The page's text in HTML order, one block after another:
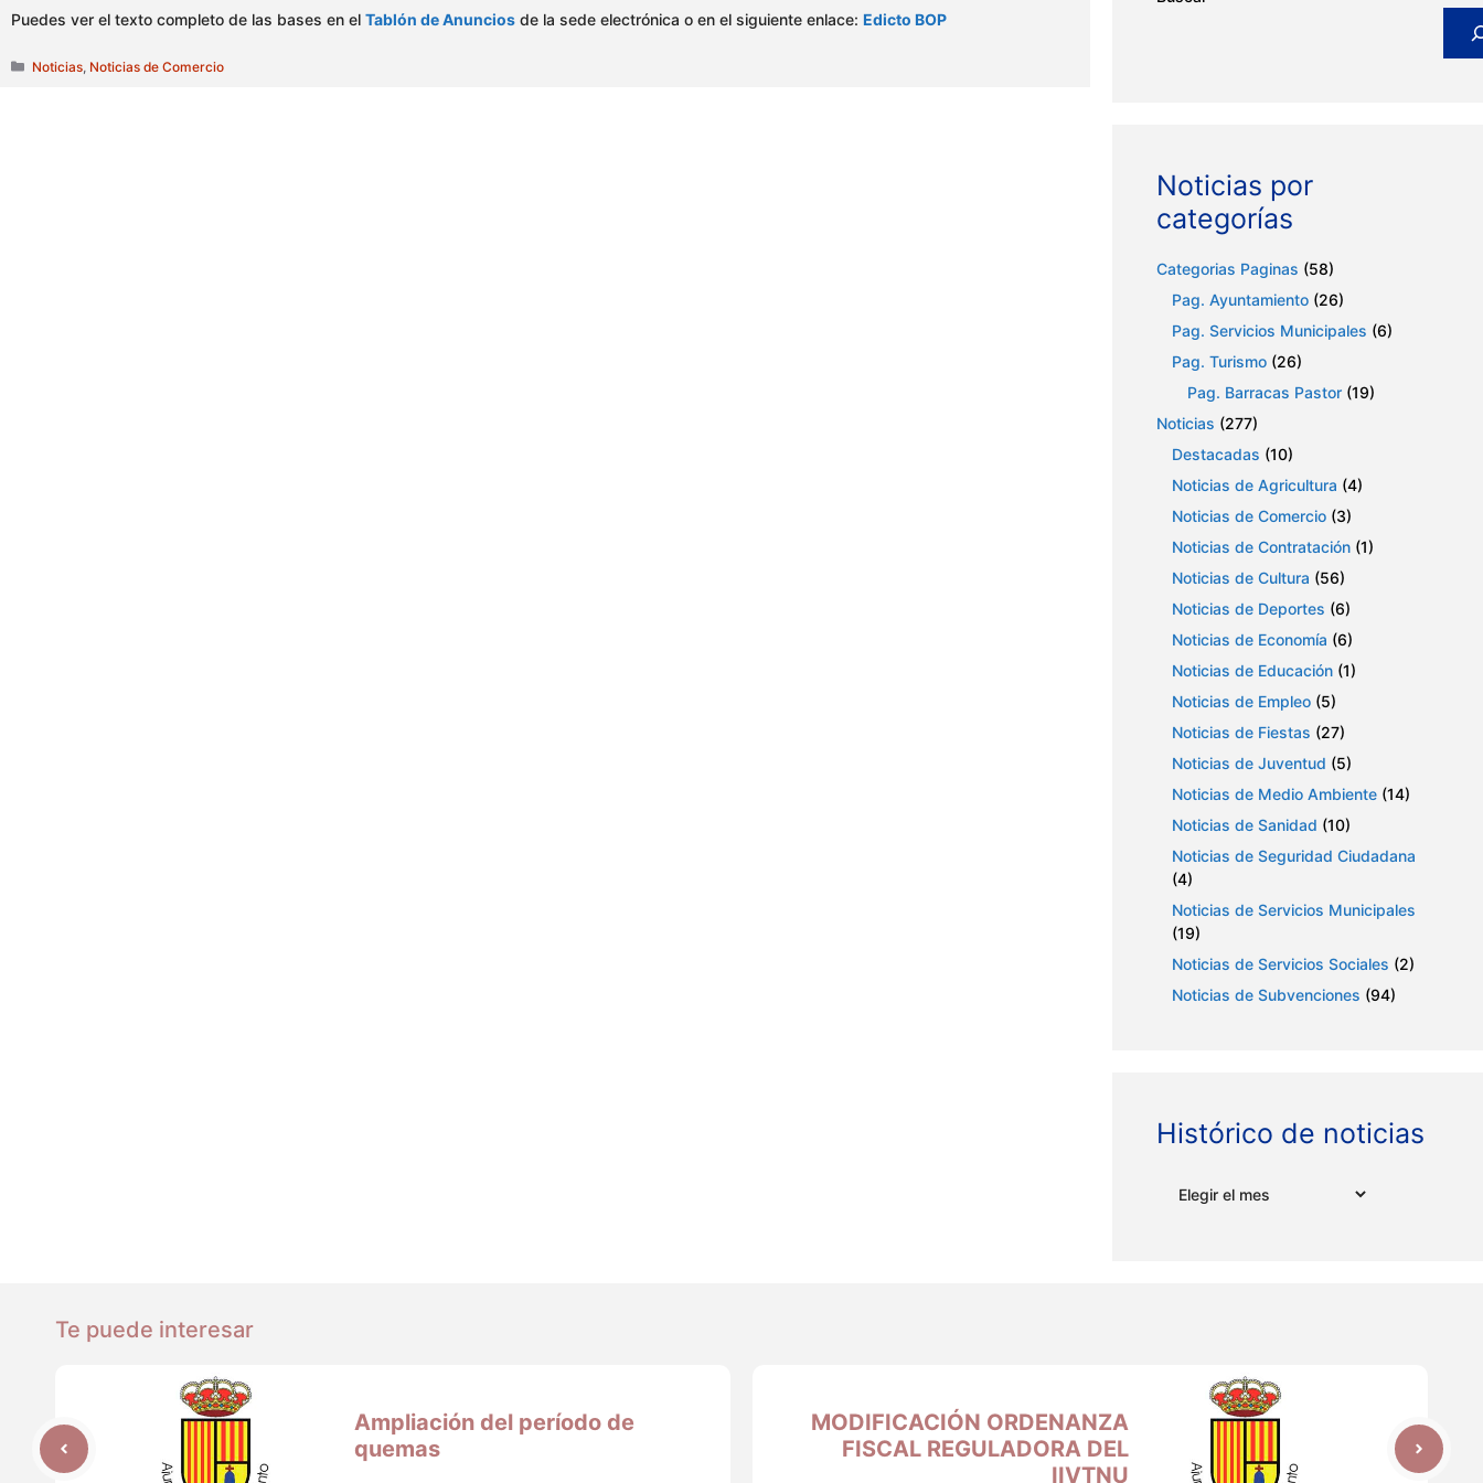
Puedes ver el texto completo de las bases en el Tablón de Anuncios de la sede electrónica o en el siguiente enlace: Edicto BOP
Categorías
Noticias Noticias de Comercio
Noticias por
categorías
Categorias Paginas (58)
Pag. Ayuntamiento (26)
Pag. Servicios Municipales (6)
Pag. Turismo (26)
Pag. Barracas Pastor (19)
Noticias (277)
Destacadas (10)
Noticias de Agricultura (4)
Noticias de Comercio (3)
Noticias de Contratación (1)
Noticias de Cultura (56)
Noticias de Deportes (6)
Noticias de Economía (6)
Noticias de Educación (1)
Noticias de Empleo (5)
Noticias de Fiestas (27)
Noticias de Juventud (5)
Noticias de Medio Ambiente (14)
Noticias de Sanidad (10)
Noticias de Seguridad Ciudadana
(4)
Noticias de Servicios Municipales
(19)
Noticias de Servicios Sociales (2)
Noticias de Subvenciones (94)
Histórico de noticias
Te puede interesar
Ampliación del período de
quemas
MODIFICACIÓN ORDENANZA
FISCAL REGULADORA DEL
IIVTNU